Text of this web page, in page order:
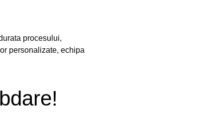
procesului,
personalizate, echipa